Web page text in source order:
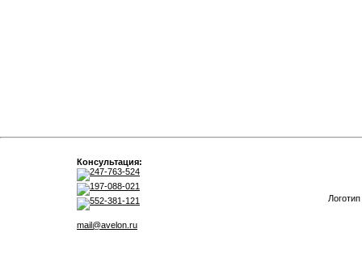
Консультация:
247-763-524
197-088-021
552-381-121
mail@avelon.ru